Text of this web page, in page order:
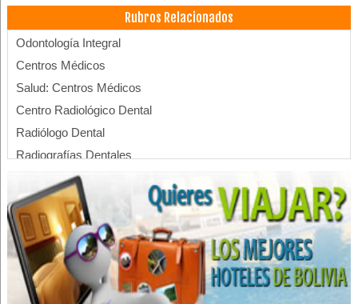
Rubros Relacionados
Odontología Integral
Centros Médicos
Salud: Centros Médicos
Centro Radiológico Dental
Radiólogo Dental
Radiografías Dentales
Radiodiagnóstico
Dentistas
Endodoncia
Ortodoncia
Odontología
Clínicas Odontológicas